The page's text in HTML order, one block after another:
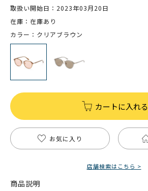
取扱い開始日：2023年03月20日
在庫：在庫あり
カラー：クリアブラウン
カートに入れる
お気に入り
店舗検索はこちら >
商品説明